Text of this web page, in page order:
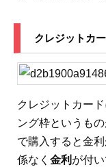
クレジットカ
クレジットカー
ング枠というも
で購入すると金
係なく 金利 が付